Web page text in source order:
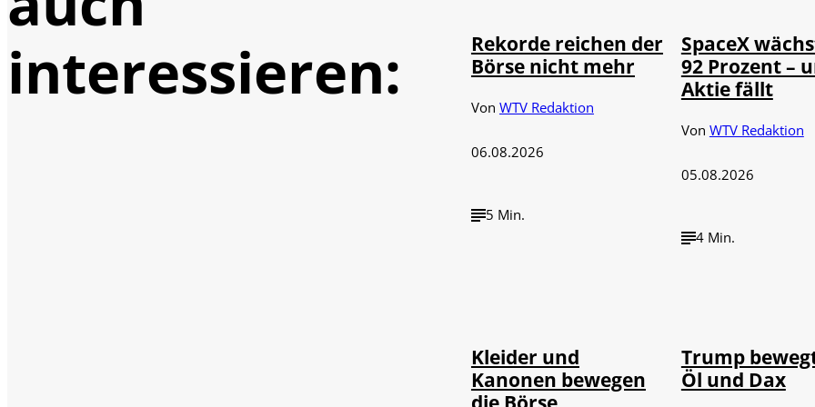
interessieren:
Rekorde reichen der
Börse nicht mehr
Von WTV Redaktion
06.08.2026
5 Min.
SpaceX
92 Prozent –
Aktie fällt
Von WTV Redaktion
05.08.2026
4 Min.
Kleider und
Kanonen bewegen
Trump
Öl und Dax